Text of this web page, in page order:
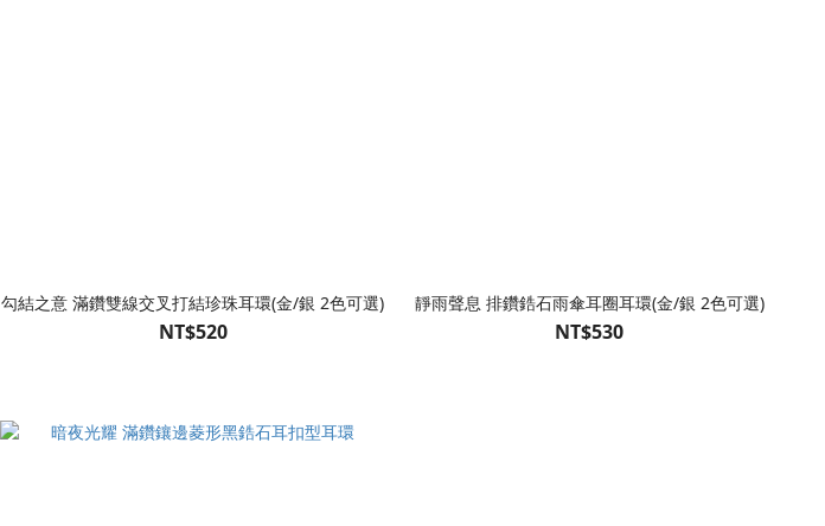
勾結之意 滿鑽雙線交叉打結珍珠耳環(金/銀 2色可選)
NT$520
靜雨聲息 排鑽鋯石雨傘耳圈耳環(金/銀 2色可選)
NT$530